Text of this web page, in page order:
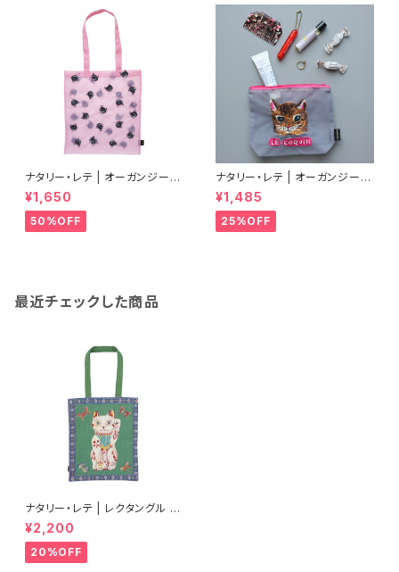
ナタリー・レテ | オーガンジー ト
ートバッグ ブラックキャット | Or
gandy Tote bag Black cat
¥1,650
50%OFF
ナタリー・レテ | オーガンジーポ
ーチ マヤ | Organdy Pouch
Maya
¥1,485
25%OFF
最近チェックした商品
ナタリー・レテ | レクタングル ト
ートバッグ ラッキー キャット | R
ectangle Tote Bag Lucky
Cat
¥2,200
20%OFF